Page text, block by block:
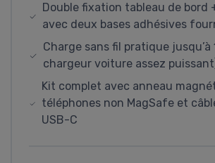
Double fixation tableau de bord
avec deux bases adhésives
Charge sans fil pratique jusqu’à
chargeur voiture assez
Kit complet avec anneau
téléphones non MagSafe et
USB-C